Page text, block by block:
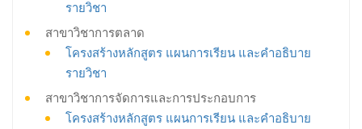
รายวิชา
สาขาวิชาการตลาด
โครงสร้างหลักสูตร แผนการเรียน และคำอธิบาย
รายวิชา
สาขาวิชาการจัดการและการประกอบการ
โครงสร้างหลักสูตร แผนการเรียน และคำอธิบาย